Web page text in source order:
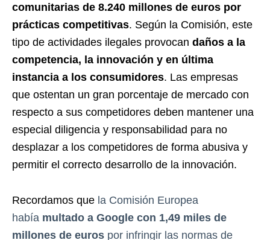
comunitarias de 8.240 millones de euros por
prácticas competitivas. Según la Comisión, este
tipo de actividades ilegales provocan daños a la
competencia, la innovación y en última
instancia a los consumidores. Las empresas
que ostentan un gran porcentaje de mercado con
respecto a sus competidores deben mantener una
especial diligencia y responsabilidad para no
desplazar a los competidores de forma abusiva y
permitir el correcto desarrollo de la innovación.
Recordamos que la Comisión Europea
había multado a Google con 1,49 miles de
millones de euros por infringir las normas de